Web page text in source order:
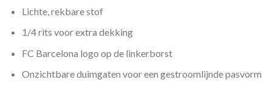
Lichte, rekbare stof
1/4 rits voor extra dekking
FC Barcelona logo op de linkerborst
Onzichtbare duimgaten voor een gestroomlijnde pasvorm